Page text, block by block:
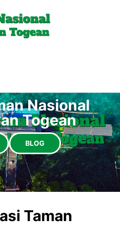
Nasional
Togean
BLOG
Taman